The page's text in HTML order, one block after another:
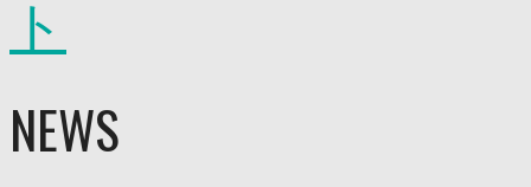
写真・動画使用ガイドライン
ロートフィールド奈良
NEWS